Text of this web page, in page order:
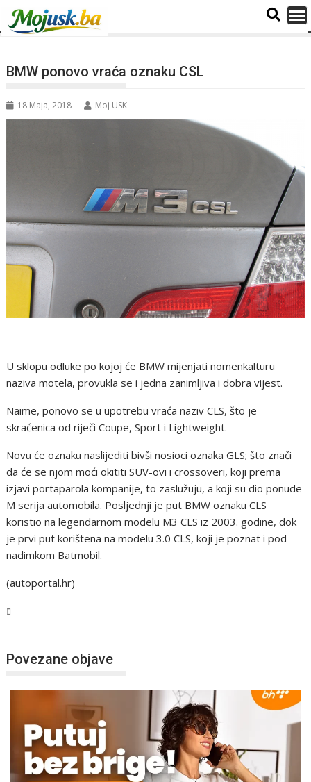
BMW ponovo vraća oznaku CSL
18 Maja, 2018 Moj USK
U sklopu odluke po kojoj će BMW mijenjati nomenkalturu
naziva motela, provukla se i jedna zanimljiva i dobra vijest.
Naime, ponovo se u upotrebu vraća naziv CLS, što je
skraćenica od riječi Coupe, Sport i Lightweight.
Novu će oznaku naslijediti bivši nosioci oznaka GLS; što znači
da će se njom moći okititi SUV-ovi i crossoveri, koji prema
izjavi portaparola kompanije, to zaslužuju, a koji su dio ponude
M serija automobila. Posljednji je put BMW oznaku CLS
koristio na legendarnom modelu M3 CLS iz 2003. godine, dok
je prvi put korištena na modelu 3.0 CLS, koji je poznat i pod
nadimkom Batmobil.
(autoportal.hr)
Povezane objave